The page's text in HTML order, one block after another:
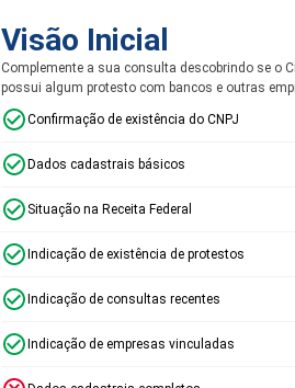
Visão Inicial
Complemente a sua consulta descobrindo se o
possui algum protesto com bancos e outras
Confirmação de existência do CNPJ
Dados cadastrais básicos
Situação na Receita Federal
Indicação de existência de protestos
Indicação de consultas recentes
Indicação de empresas vinculadas